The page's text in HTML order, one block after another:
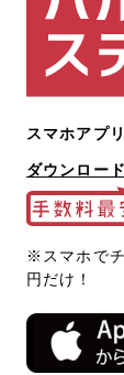
スマホアプ
ダウンロー
※スマホで
円だけ！